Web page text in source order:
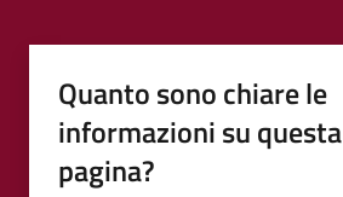
Quanto sono chiare le
informazioni su questa
pagina?